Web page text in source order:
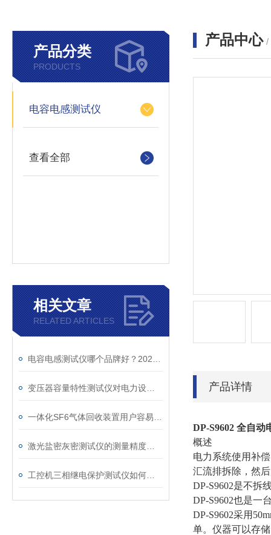
产品分类
PRODUCTS
电容电感测试仪
查看全部
相关文章
RELATED ARTICLES
产品中心 /
产品详情
DP-S9602 全自动
概述
电力系统使用补
汇流排拆除，然
DP-S9602是不拆
DP-S9602也是一
DP-S9602采用
单。仪器可以存